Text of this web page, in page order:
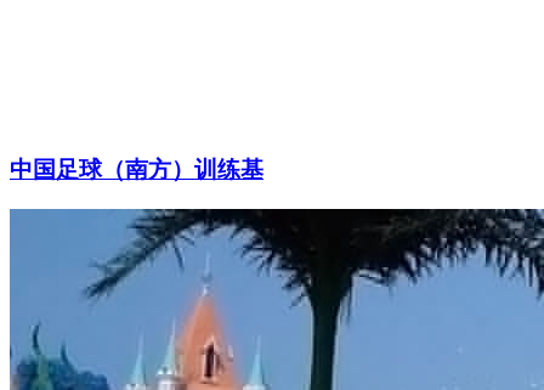
中国足球（南方）训练基